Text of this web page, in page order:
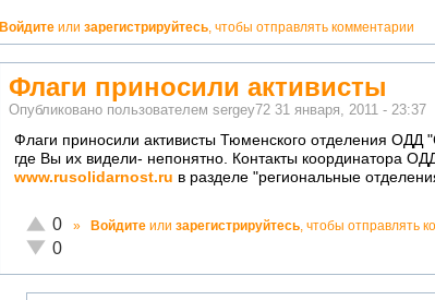
Войдите или зарегистрируйтесь, чтобы отправлять комментарии
Флаги приносили активисты
Опубликовано пользователем sergey72 31 января, 2011 - 23:37
Флаги приносили активисты Тюменского отделения ОДД
где Вы их видели- непонятно. Контакты координатора
www.rusolidarnost.ru в разделе "региональные
Отлично!
0
Неадекватно!
0
» Войдите или зарегистрируйтесь, чтобы отправлять